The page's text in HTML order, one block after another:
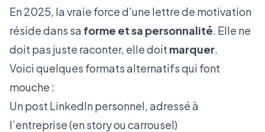
En 2025, la vraie force d’une lettre de motivation
réside dans sa forme et sa personnalité. Elle ne
doit pas juste raconter, elle doit marquer.
Voici quelques formats alternatifs qui font
mouche :
Un post LinkedIn personnel, adressé à
l’entreprise (en story ou carrousel)